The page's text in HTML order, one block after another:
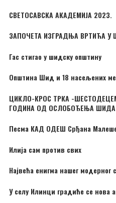
СВЕТОСАВСКА АКАДЕМИЈА 2023.
ЗАПОЧЕТА ИЗГРАДЊА ВРТИЋА У
Гас стигао у шидску општину
Општина Шид и 18 насељених
ЦИКЛО-КРОС ТРКА -
ГОДИНА ОД ОСЛОБОЂЕЊА ШИДА
Песма КАД ОДЕШ Срђана
Илија сам против свих
Највећа енигма нашег модерног
У селу Илинци градиће се нова